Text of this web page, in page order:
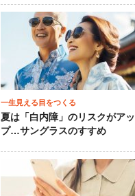
一生見える目をつくる
夏は「白内障」のリスクがアッ
プ…サングラスのすすめ